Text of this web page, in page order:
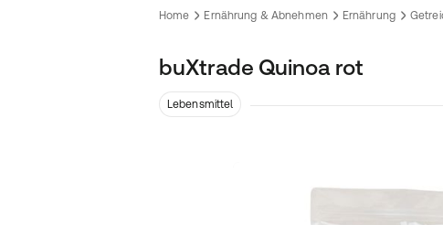
Home Ernährung & Abnehmen Ernährung
buXtrade Quinoa rot
Lebensmittel